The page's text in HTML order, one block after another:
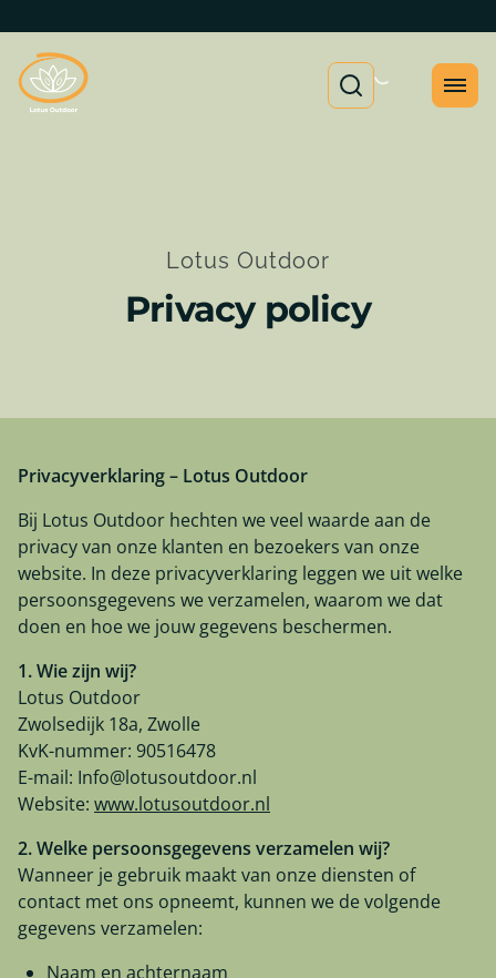
Lotus Outdoor
Privacy policy
Privacyverklaring – Lotus Outdoor
Bij Lotus Outdoor hechten we veel waarde aan de
privacy van onze klanten en bezoekers van onze
website. In deze privacyverklaring leggen we uit welke
persoonsgegevens we verzamelen, waarom we dat
doen en hoe we jouw gegevens beschermen.
1. Wie zijn wij?
Lotus Outdoor
Zwolsedijk 18a, Zwolle
KvK-nummer: 90516478
E-mail: Info@lotusoutdoor.nl
Website: www.lotusoutdoor.nl
2. Welke persoonsgegevens verzamelen wij?
Wanneer je gebruik maakt van onze diensten of
contact met ons opneemt, kunnen we de volgende
gegevens verzamelen:
Naam en achternaam